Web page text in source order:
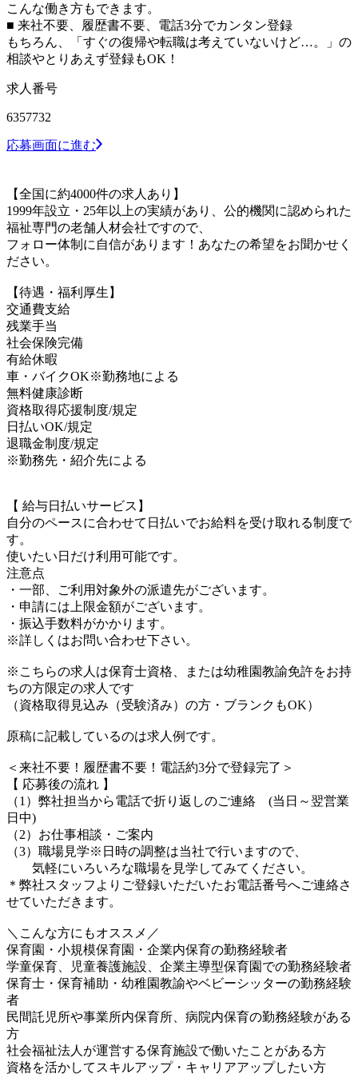
こんな働き方もできます。
■ 来社不要、履歴書不要、電話3分でカンタン登録
もちろん、「すぐの復帰や転職は考えていないけど…。」の
相談やとりあえず登録もOK！
求人番号
6357732
応募画面に進む
【全国に約4000件の求人あり】
1999年設立・25年以上の実績があり、公的機関に認められた
福祉専門の老舗人材会社ですので、
フォロー体制に自信があります！あなたの希望をお聞かせく
ださい。
【待遇・福利厚生】
交通費支給
残業手当
社会保険完備
有給休暇
車・バイクOK※勤務地による
無料健康診断
資格取得応援制度/規定
日払いOK/規定
退職金制度/規定
※勤務先・紹介先による
【 給与日払いサービス】
自分のペースに合わせて日払いでお給料を受け取れる制度で
す。
使いたい日だけ利用可能です。
注意点
・一部、ご利用対象外の派遣先がございます。
・申請には上限金額がございます。
・振込手数料がかかります。
※詳しくはお問い合わせ下さい。
※こちらの求人は保育士資格、または幼稚園教諭免許をお持
ちの方限定の求人です
（資格取得見込み（受験済み）の方・ブランクもOK）
原稿に記載しているのは求人例です。
＜来社不要！履歴書不要！電話約3分で登録完了＞
【 応募後の流れ 】
（1）弊社担当から電話で折り返しのご連絡 (当日～翌営業
日中)
（2）お仕事相談・ご案内
（3）職場見学※日時の調整は当社で行いますので、
気軽にいろいろな職場を見学してみてください。
＊弊社スタッフよりご登録いただいたお電話番号へご連絡さ
せていただきます。
＼こんな方にもオススメ／
保育園・小規模保育園・企業内保育の勤務経験者
学童保育、児童養護施設、企業主導型保育園での勤務経験者
保育士・保育補助・幼稚園教諭やベビーシッターの勤務経験
者
民間託児所や事業所内保育所、病院内保育の勤務経験がある
方
社会福祉法人が運営する保育施設で働いたことがある方
資格を活かしてスキルアップ・キャリアアップしたい方